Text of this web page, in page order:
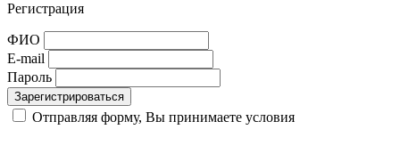
Регистрация
ФИО
E-mail
Пароль
Зарегистрироваться
Отправляя форму, Вы принимаете условия